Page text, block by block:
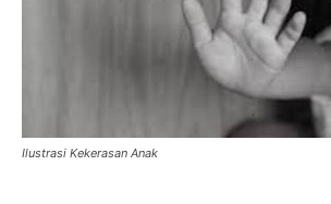
Ilustrasi Kekerasan Anak